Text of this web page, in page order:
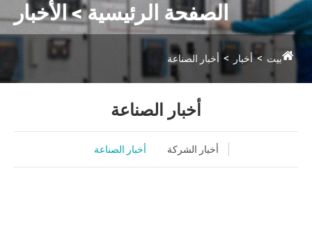
الصفحة الرئيسية > الأخبار
بيت أخبار أخبار الصناعة
أخبار الصناعة
أخبار الشركة أخبار الصناعة